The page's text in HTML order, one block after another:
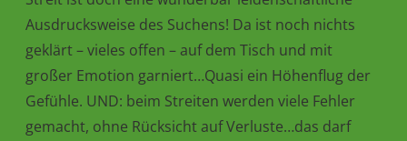
Ausdrucksweise des Suchens! Da ist noch nichts
geklärt – vieles offen – auf dem Tisch und mit
großer Emotion garniert…Quasi ein Höhenflug der
Gefühle. UND: beim Streiten werden viele Fehler
gemacht, ohne Rücksicht auf Verluste…das darf